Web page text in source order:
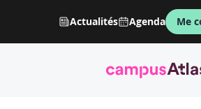
Actualités Agenda Me